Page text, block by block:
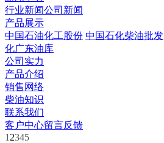
行业新闻公司新闻
产品展示
中国石油化工股份 中国石化柴油批发
化广东油库
公司实力
产品介绍
销售网络
柴油知识
联系我们
客户中心留言反馈
1 2345